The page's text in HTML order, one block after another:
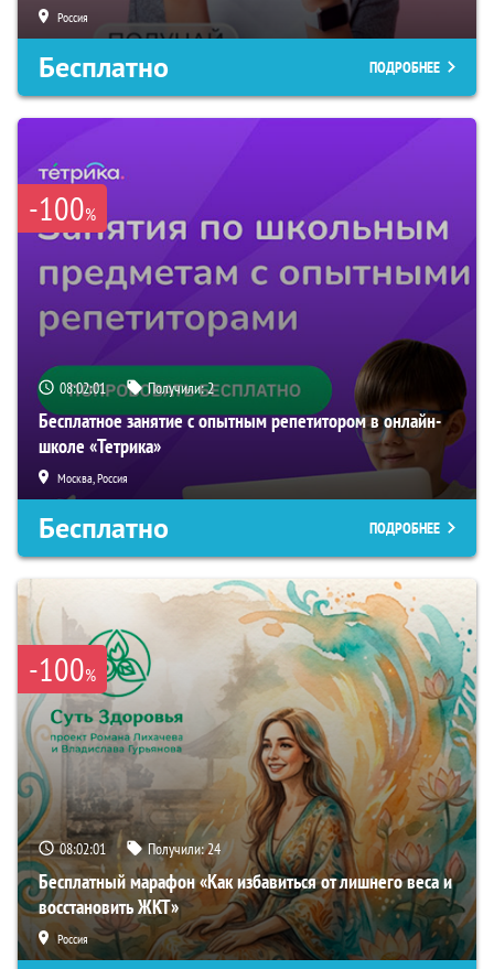
Россия
Бесплатно ПОДРОБНЕЕ
-100%
08:02:00 Получили:2
Бесплатное занятие с опытным репетитором в онлайн-
школе «Тетрика»
Москва, Россия
Бесплатно ПОДРОБНЕЕ
-100%
08:02:00 Получили:24
Бесплатный марафон «Как избавиться от лишнего веса и
восстановить ЖКТ»
Россия